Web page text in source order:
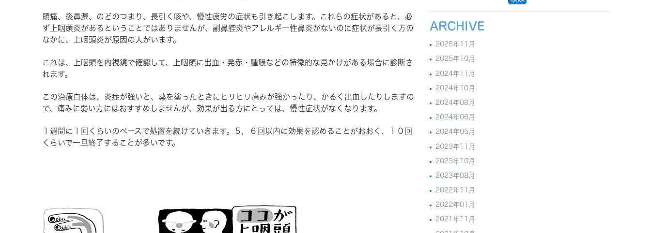
頭痛、後鼻漏、のどのつまり、長引く咳や、慢性疲労の症状も引き起こします。これらの症状があると、必
ず上咽頭炎があるということではありませんが、副鼻腔炎やアレルギー性鼻炎がないのに症状が長引く方の
なかに、上咽頭炎が原因の人がいます。
これは、上咽頭を内視鏡で確認して、上咽頭に出血・発赤・腫脹などの特徴的な見かけがある場合に診断さ
れます。
この治療自体は、炎症が強いと、薬を塗ったときにヒリヒリ痛みが強かったり、かるく出血したりしますの
で、痛みに弱い方にはおすすめしませんが、効果が出る方にとっては、慢性症状がなくなります。
１週間に１回くらいのペースで処置を続けていきます。５，６回以内に効果を認めることがおおく、１０回
くらいで一旦終了することが多いです。
ARCHIVE
2025年11月
2025年10月
2024年11月
2024年10月
2024年08月
2024年06月
2024年05月
2023年11月
2023年10月
2023年08月
2022年11月
2022年01月
2021年11月